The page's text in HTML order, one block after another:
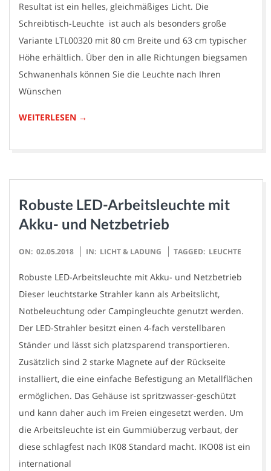
Resultat ist ein helles, gleichmäßiges Licht. Die
Schreibtisch-Leuchte ist auch als besonders große
Variante LTL00320 mit 80 cm Breite und 63 cm typischer
Höhe erhältlich. Über den in alle Richtungen biegsamen
Schwanenhals können Sie die Leuchte nach Ihren
Wünschen
WEITERLESEN →
Robuste LED-Arbeitsleuchte mit
Akku- und Netzbetrieb
2018-
ON: 02.05.2018 IN: LICHT & LADUNG TAGGED: LEUCHTE
Robuste LED-Arbeitsleuchte mit Akku- und Netzbetrieb
Dieser leuchtstarke Strahler kann als Arbeitslicht,
Notbeleuchtung oder Campingleuchte genutzt werden.
Der LED-Strahler besitzt einen 4-fach verstellbaren
Ständer und lässt sich platzsparend transportieren.
Zusätzlich sind 2 starke Magnete auf der Rückseite
installiert, die eine einfache Befestigung an Metallflächen
ermöglichen. Das Gehäuse ist spritzwasser-geschützt
und kann daher auch im Freien eingesetzt werden. Um
die Arbeitsleuchte ist ein Gummiüberzug verbaut, der
diese schlagfest nach IK08 Standard macht. IKO08 ist ein
international